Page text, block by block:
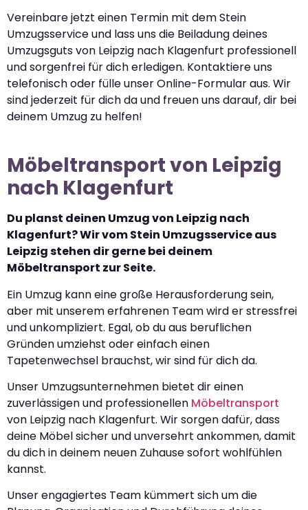
Vereinbare jetzt einen Termin mit dem Stein
Umzugsservice und lass uns die Beiladung deines
Umzugsguts von Leipzig nach Klagenfurt professionell
und sorgenfrei für dich erledigen. Kontaktiere uns
telefonisch oder fülle unser Online-Formular aus. Wir
sind jederzeit für dich da und freuen uns darauf, dir bei
deinem Umzug zu helfen!
Möbeltransport von Leipzig
nach Klagenfurt
Du planst deinen Umzug von Leipzig nach
Klagenfurt? Wir vom Stein Umzugsservice aus
Leipzig stehen dir gerne bei deinem
Möbeltransport zur Seite.
Ein Umzug kann eine große Herausforderung sein,
aber mit unserem erfahrenen Team wird er stressfrei
und unkompliziert. Egal, ob du aus beruflichen
Gründen umziehst oder einfach einen
Tapetenwechsel brauchst, wir sind für dich da.
Unser Umzugsunternehmen bietet dir einen
zuverlässigen und professionellen Möbeltransport
von Leipzig nach Klagenfurt. Wir sorgen dafür, dass
deine Möbel sicher und unversehrt ankommen, damit
du dich in deinem neuen Zuhause sofort wohlfühlen
kannst.
Unser engagiertes Team kümmert sich um die